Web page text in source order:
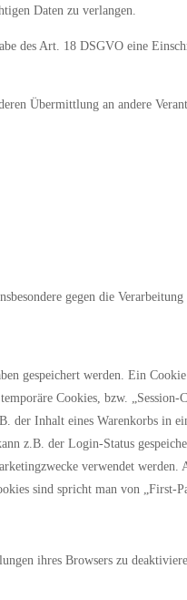
Daten zu verlangen.
des Art. 18 DSGVO eine
Übermittlung an andere
gegen die
gespeichert werden. Ein
Cookies, bzw. „Session-
der Inhalt eines Warenkorbs in
z.B. der Login-Status
verwendet
sind spricht man von „First-
ihres Browsers zu